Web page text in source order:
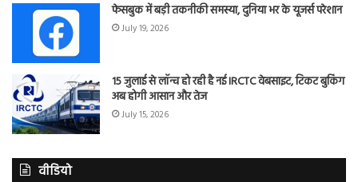
फेसबुक में बड़ी तकनीकी समस्या, दुनिया भर के यूजर्स परेशान
July 19, 2026
15 जुलाई से लॉन्च हो रही है नई IRCTC वेबसाइट, टिकट बुकिंग
अब होगी आसान और तेज
July 15, 2026
वीडियो